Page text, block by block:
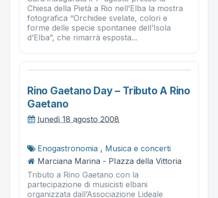
Chiesa della Pietà a Rio nell’Elba la mostra
fotografica “Orchidee svelate, colori e
forme delle specie spontanee dell’Isola
d’Elba”, che rimarrà esposta...
Rino Gaetano Day – Tributo A Rino
Gaetano
lunedì 18 agosto 2008
Enogastronomia , Musica e concerti
Marciana Marina - PIazza della Vittoria
Tributo a Rino Gaetano con la
partecipazione di musicisti elbani
organizzata dall’Associazione Lideale